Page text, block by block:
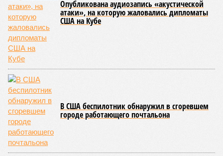
Сюжет:Недвижимость
ЖК «Светлый мир «Станция Л»: та же группа компаний-
банкрот Seven Suns Development, та же
схема достройки через Capital Group осенью 2024 года, но
за прошедшие два года результатов, по словам дольщиков,
порталов, первую очередь ЖК строители обещают сдать к
декабрю 2026 г., вторую – к марту 2028-го. Но никто при
этом из кураторов стройки не задается вопросом: как эти
сроки должны материализоваться? На строительной
площадке, по свидетельствам дольщиков, регулярно
бывающих у забора, какая-либо техника отсутствует. Ни
бетононасосов, ни работающих кранов, ни признаков